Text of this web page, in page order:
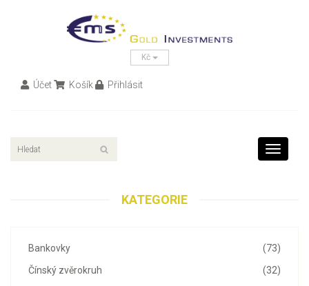
Kč
Účet Košík Přihlásit
Toggle
KATEGORIE
(73)
Bankovky
(32)
Čínský zvěrokruh